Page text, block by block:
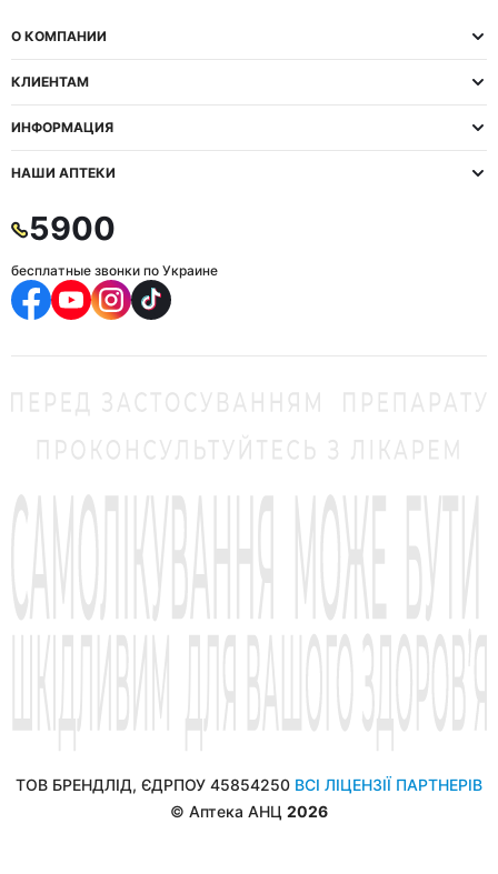
О КОМПАНИИ
КЛИЕНТАМ
ИНФОРМАЦИЯ
НАШИ АПТЕКИ
5900
бесплатные звонки по Украине
ТОВ БРЕНДЛІД, ЄДРПОУ 45854250 ВСІ ЛІЦЕНЗІЇ ПАРТНЕРІВ
© Аптека АНЦ 2026